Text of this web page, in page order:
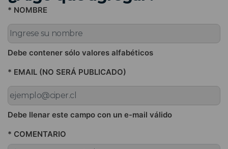
* NOMBRE
Debe contener sólo valores alfabéticos
* EMAIL (NO SERÁ PUBLICADO)
Debe llenar este campo con un e-mail válido
* COMENTARIO